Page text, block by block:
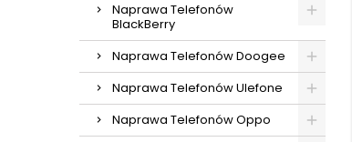
Naprawa Telefonów
BlackBerry
Naprawa Telefonów Doogee
Naprawa Telefonów Ulefone
Naprawa Telefonów Oppo